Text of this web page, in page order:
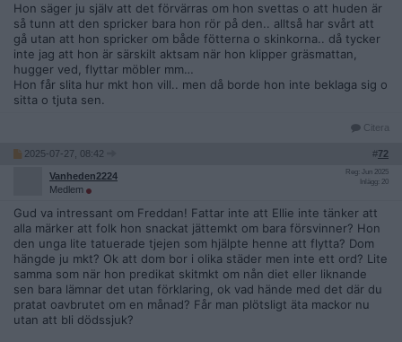
Hon säger ju själv att det förvärras om hon svettas o att huden är
så tunn att den spricker bara hon rör på den.. alltså har svårt att
gå utan att hon spricker om både fötterna o skinkorna.. då tycker
inte jag att hon är särskilt aktsam när hon klipper gräsmattan,
hugger ved, flyttar möbler mm…
Hon får slita hur mkt hon vill.. men då borde hon inte beklaga sig o
sitta o tjuta sen.
Citera
2025-07-27, 08:42 #72
Vanheden2224
Medlem
Reg: Jun 2025
Inlägg: 20
Gud va intressant om Freddan! Fattar inte att Ellie inte tänker att
alla märker att folk hon snackat jättemkt om bara försvinner? Hon
den unga lite tatuerade tjejen som hjälpte henne att flytta? Dom
hängde ju mkt? Ok att dom bor i olika städer men inte ett ord? Lite
samma som när hon predikat skitmkt om nån diet eller liknande
sen bara lämnar det utan förklaring, ok vad hände med det där du
pratat oavbrutet om en månad? Får man plötsligt äta mackor nu
utan att bli dödssjuk?